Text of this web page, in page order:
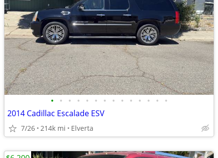
• • • • • • • • • • • • • •
2014 Cadillac Escalade ESV
7/26 214k mi Elverta